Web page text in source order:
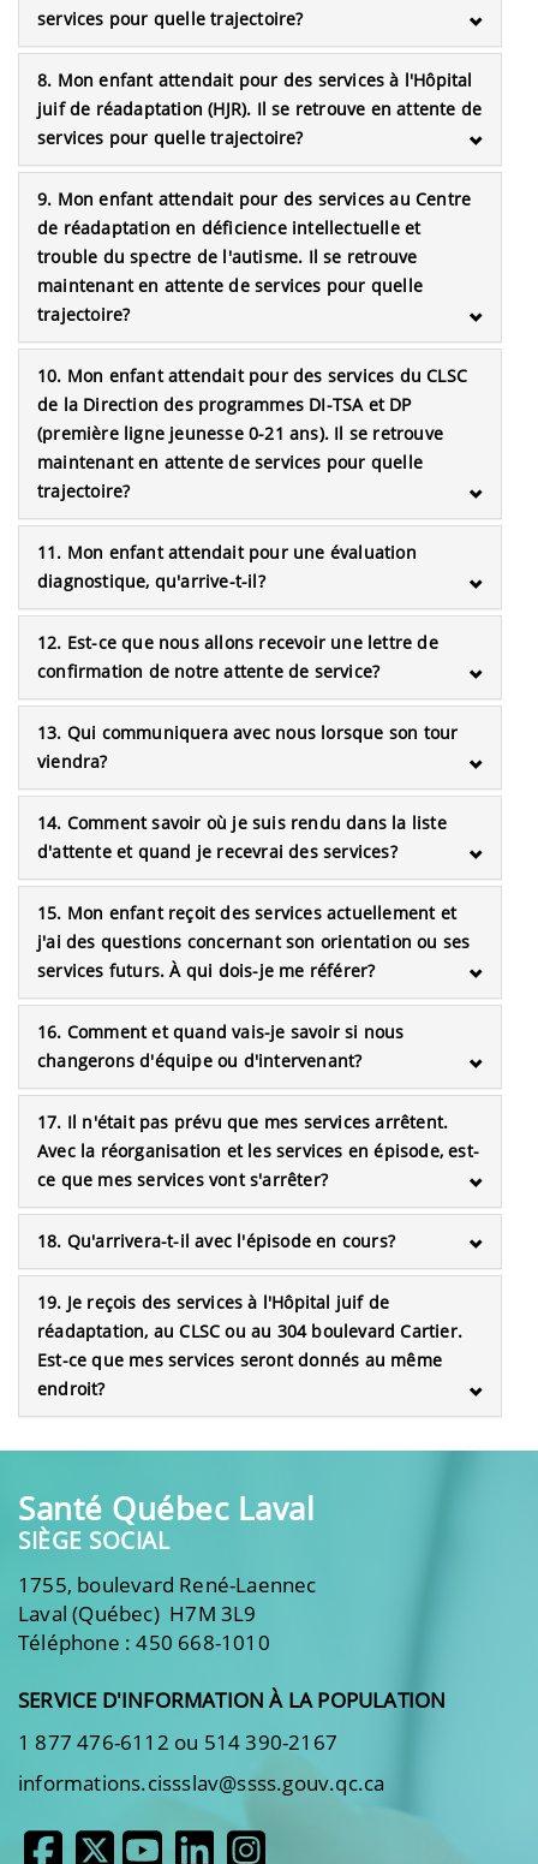
services pour quelle trajectoire?
8. Mon enfant attendait pour des services à l'Hôpital
juif de réadaptation (HJR). Il se retrouve en attente de
services pour quelle trajectoire?
9. Mon enfant attendait pour des services au Centre
de réadaptation en déficience intellectuelle et
trouble du spectre de l'autisme. Il se retrouve
maintenant en attente de services pour quelle
trajectoire?
10. Mon enfant attendait pour des services du CLSC
de la Direction des programmes DI-TSA et DP
(première ligne jeunesse 0-21 ans). Il se retrouve
maintenant en attente de services pour quelle
trajectoire?
11. Mon enfant attendait pour une évaluation
diagnostique, qu'arrive-t-il?
12. Est-ce que nous allons recevoir une lettre de
confirmation de notre attente de service?
13. Qui communiquera avec nous lorsque son tour
viendra?
14. Comment savoir où je suis rendu dans la liste
d'attente et quand je recevrai des services?
15. Mon enfant reçoit des services actuellement et
j'ai des questions concernant son orientation ou ses
services futurs. À qui dois-je me référer?
16. Comment et quand vais-je savoir si nous
changerons d'équipe ou d'intervenant?
17. Il n'était pas prévu que mes services arrêtent.
Avec la réorganisation et les services en épisode, est-
ce que mes services vont s'arrêter?
18. Qu'arrivera-t-il avec l'épisode en cours?
19. Je reçois des services à l'Hôpital juif de
réadaptation, au CLSC ou au 304 boulevard Cartier.
Est-ce que mes services seront donnés au même
endroit?
Santé Québec Laval
SIÈGE SOCIAL
1755, boulevard René-Laennec
Laval (Québec) H7M 3L9
Téléphone : 450 668-1010
SERVICE D'INFORMATION À LA POPULATION
1 877 476-6112 ou 514 390-2167
informations.cissslav@ssss.gouv.qc.ca